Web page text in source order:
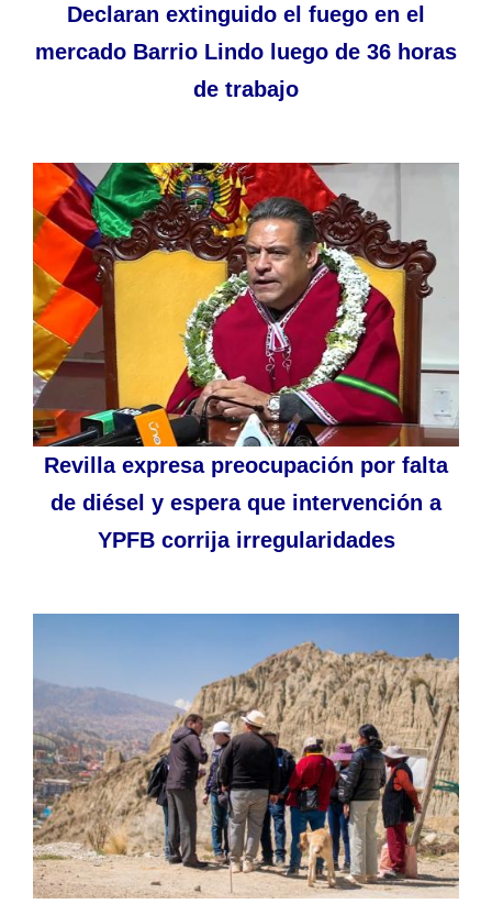
Declaran extinguido el fuego en el
mercado Barrio Lindo luego de 36 horas
de trabajo
Revilla expresa preocupación por falta
de diésel y espera que intervención a
YPFB corrija irregularidades